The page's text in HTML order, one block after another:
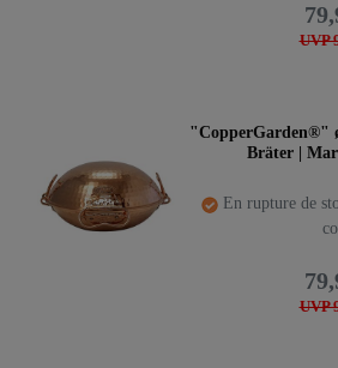
UVP
"CopperGarden®"
Bräter |
En rupture de
UVP